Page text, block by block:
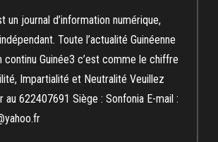
un journal d’information numérique,
Toute l’actualité Guinéenne
continu Guinée3 c’est comme le chiffre
Impartialité et Neutralité Veuillez
au 622407691 Siège : Sonfonia E-mail :